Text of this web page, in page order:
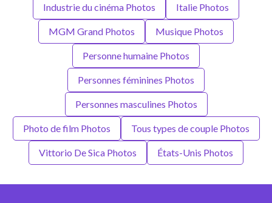
Industrie du cinéma Photos Italie Photos
MGM Grand Photos Musique Photos
Personne humaine Photos
Personnes féminines Photos
Personnes masculines Photos
Photo de film Photos Tous types de couple Photos
Vittorio De Sica Photos États-Unis Photos